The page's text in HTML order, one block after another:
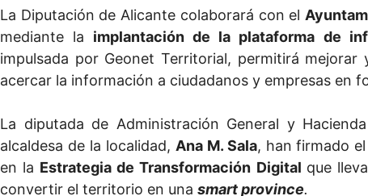
La Diputación de Alicante colaborará con el
mediante la implantación de la plataforma de
impulsada por Geonet Territorial, permitirá
acercar la información a ciudadanos y empresas en
La diputada de Administración General y
alcaldesa de la localidad, Ana M. Sala, han firmado
en la Estrategia de Transformación Digital que
convertir el territorio en una smart province.